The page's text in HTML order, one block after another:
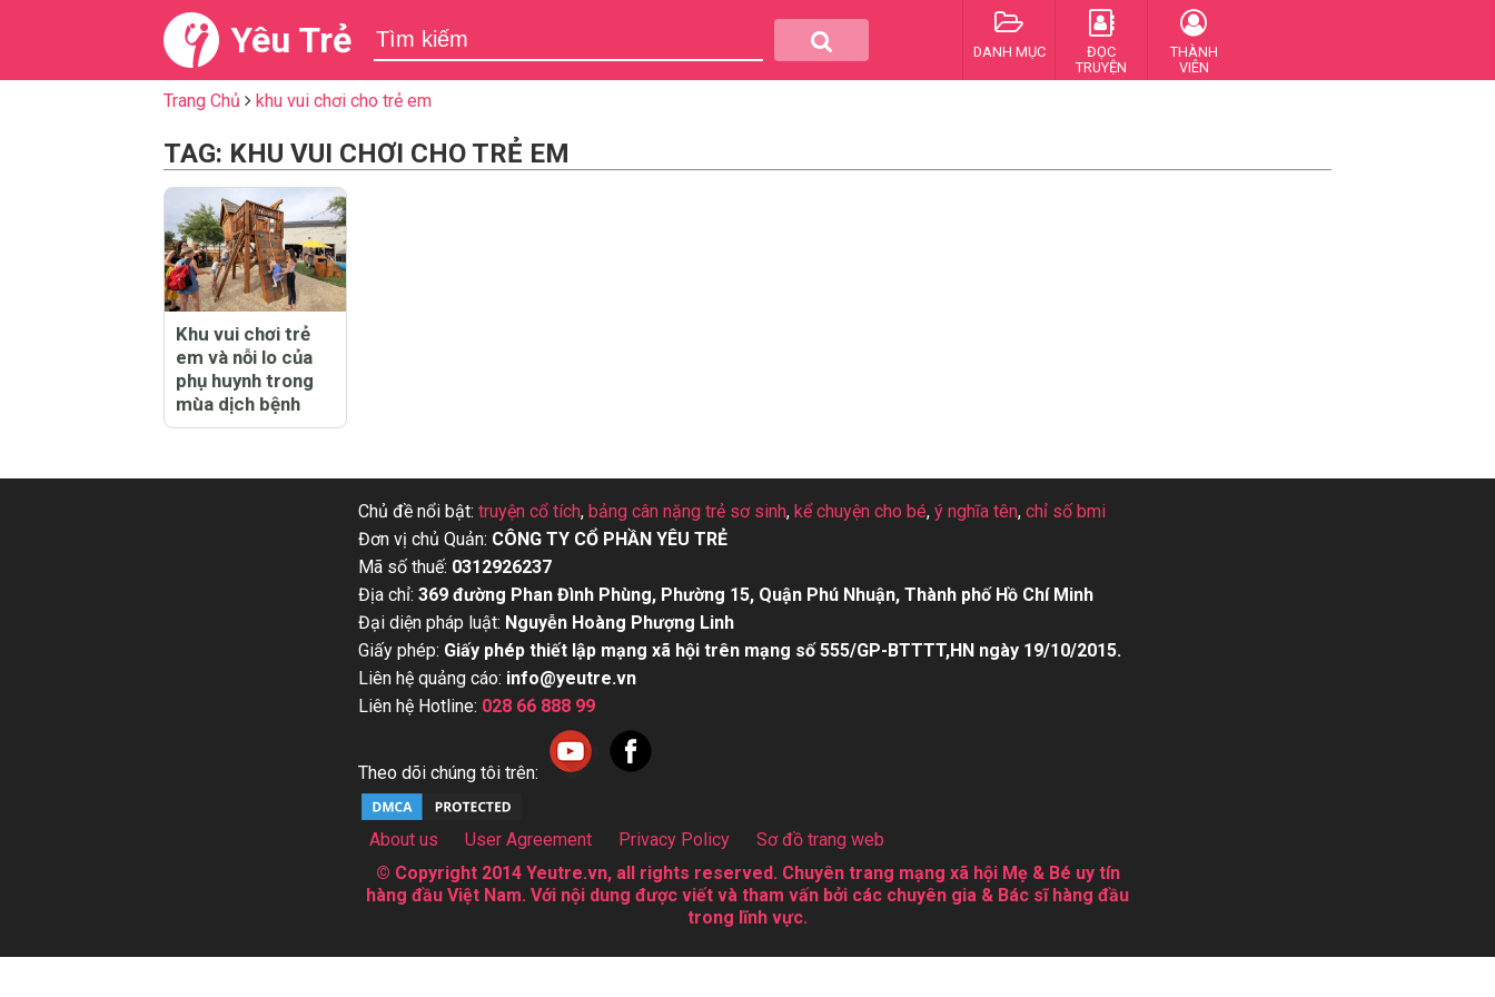
Yêu Trẻ DANH MỤC
ĐỌC
TRUYỆN
THÀNH
VIÊN
Trang Chủ khu vui chơi cho trẻ em
TAG: KHU VUI CHƠI CHO TRẺ EM
Khu vui chơi trẻ
em và nỗi lo của
phụ huynh trong
mùa dịch bệnh
Chủ đề nổi bật: truyện cổ tích, bảng cân nặng trẻ sơ sinh, kể chuyện cho bé, ý nghĩa tên, chỉ số bmi
Đơn vị chủ Quản: CÔNG TY CỔ PHẦN YÊU TRẺ
Mã số thuế: 0312926237
Địa chỉ: 369 đường Phan Đình Phùng, Phường 15, Quận Phú Nhuận, Thành phố Hồ Chí Minh
Đại diện pháp luật: Nguyễn Hoàng Phượng Linh
Giấy phép: Giấy phép thiết lập mạng xã hội trên mạng số 555/GP-BTTTT,HN ngày 19/10/2015.
Liên hệ quảng cáo: info@yeutre.vn
Liên hệ Hotline: 028 66 888 99
Theo dõi chúng tôi trên:
About us User Agreement Privacy Policy
Sơ đồ trang web
© Copyright 2014 Yeutre.vn, all rights reserved. Chuyên trang mạng xã hội Mẹ & Bé uy tín
hàng đầu Việt Nam. Với nội dung được viết và tham vấn bởi các chuyên gia & Bác sĩ hàng đầu
trong lĩnh vực.